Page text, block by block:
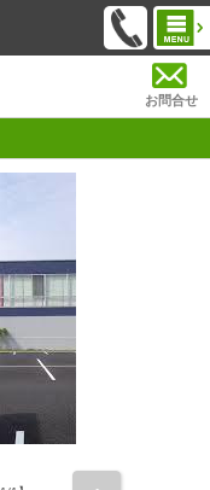
お問合せ